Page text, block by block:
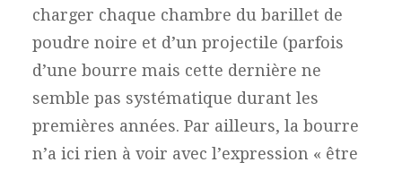
charger chaque chambre du barillet de
poudre noire et d’un projectile (parfois
d’une bourre mais cette dernière ne
semble pas systématique durant les
premières années. Par ailleurs, la bourre
n’a ici rien à voir avec l’expression « être